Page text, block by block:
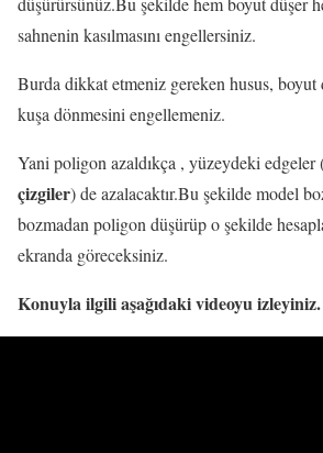
sahnenin kasılmasını engellersiniz.
Burda dikkat etmeniz gereken husus,
kuşa dönmesini engellemeniz.
Yani poligon azaldıkça , yüzeydeki edgeler
çizgiler) de azalacaktır.Bu şekilde model
bozmadan poligon düşürüp o şekilde
ekranda göreceksiniz.
Konuyla ilgili aşağıdaki videoyu izleyiniz.